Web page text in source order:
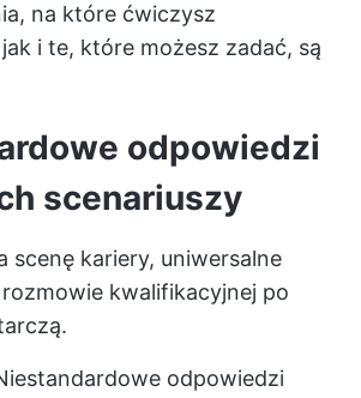
na które ćwiczysz
i te, które możesz zadać, są
odpowiedzi
scenariuszy
scenę kariery, uniwersalne
kwalifikacyjnej po
odpowiedzi